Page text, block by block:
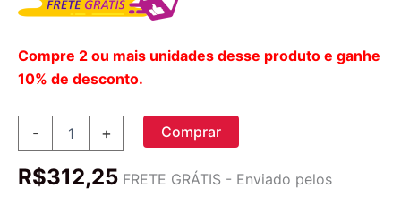
Compre 2 ou mais unidades desse produto e ganhe
10% de desconto.
- + Comprar
R$312,25 FRETE GRÁTIS - Enviado pelos